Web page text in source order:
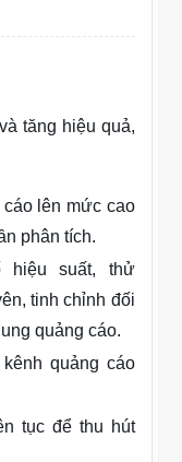
tăng hiệu quả,
lên mức cao
phân tích.
hiệu suất, thử
tinh chỉnh đối
quảng cáo.
quảng cáo
tục để thu hút